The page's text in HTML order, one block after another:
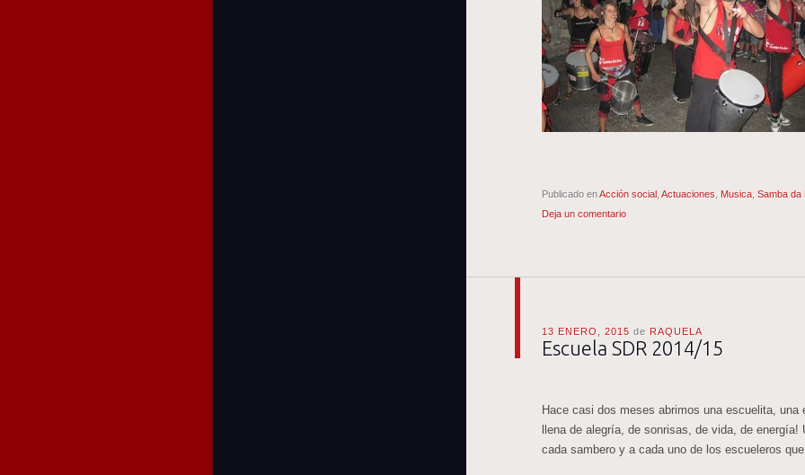
Publicado enAcción social Actuaciones Musica Samba da
Deja un comentario
13 ENERO, 2015 de RAQUELA
Escuela SDR 2014/15
Hace casi dos meses abrimos una escuelita, una
llena de alegría, de sonrisas, de vida, de
cada sambero y a cada uno de los escueleros